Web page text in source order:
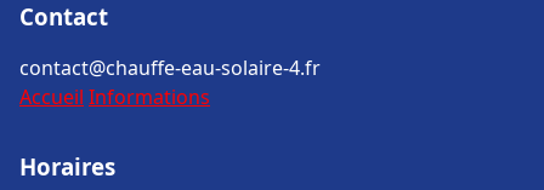
Contact
contact@chauffe-eau-solaire-4.fr
Accueil Informations
Horaires